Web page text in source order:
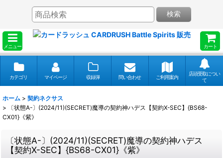
メニュー カート
検索
カテゴリ マイページ 収録弾 問い合わせ ご利用案内
店頭受取につい
て
ホーム > 契約ネクサス
>
〔状態A-〕(2024/11)(SECRET)魔導の契約神ハデス【契約X-SEC】{BS68-
CX01}《紫》
〔状態A-〕(2024/11)(SECRET)魔導の契約神ハデス
【契約X-SEC】{BS68-CX01}《紫》